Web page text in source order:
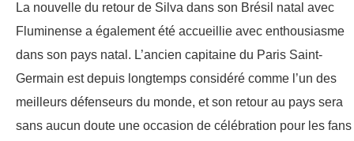
La nouvelle du retour de Silva dans son Brésil natal avec
Fluminense a également été accueillie avec enthousiasme
dans son pays natal. L’ancien capitaine du Paris Saint-
Germain est depuis longtemps considéré comme l’un des
meilleurs défenseurs du monde, et son retour au pays sera
sans aucun doute une occasion de célébration pour les fans